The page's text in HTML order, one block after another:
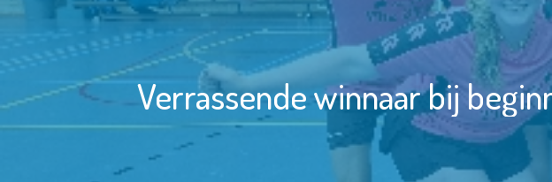
Verrassende winnaar bij